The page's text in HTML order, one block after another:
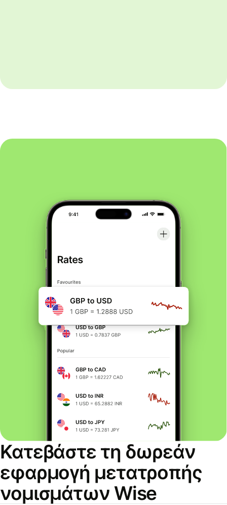
Κατεβάστε τη δωρεάν
εφαρμογή μετατροπής
νομισμάτων Wise